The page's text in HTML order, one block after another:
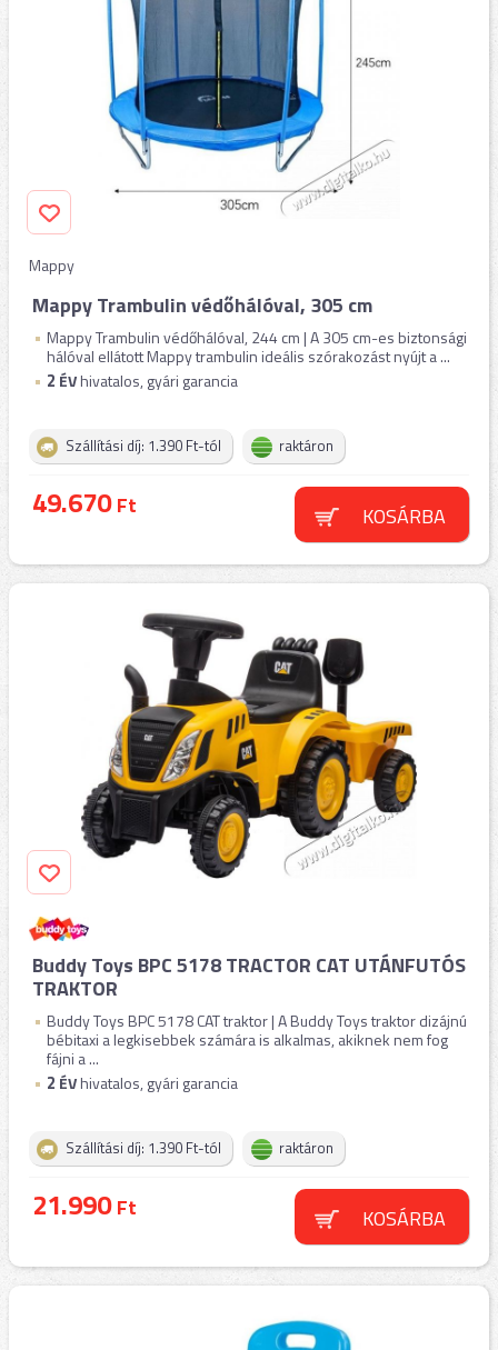
Mappy
Mappy Trambulin védőhálóval, 305 cm
Mappy Trambulin védőhálóval, 244 cm | A 305 cm-es biztonsági
hálóval ellátott Mappy trambulin ideális szórakozást nyújt a ...
2 ÉVhivatalos, gyári garancia
Szállítási díj: 1.390 Ft-tól raktáron
49.670Ft KOSÁRBA
Buddy Toys BPC 5178 TRACTOR CAT UTÁNFUTÓS
TRAKTOR
Buddy Toys BPC 5178 CAT traktor | A Buddy Toys traktor dizájnú
bébitaxi a legkisebbek számára is alkalmas, akiknek nem fog
fájni a ...
2 ÉVhivatalos, gyári garancia
Szállítási díj: 1.390 Ft-tól raktáron
21.990Ft KOSÁRBA